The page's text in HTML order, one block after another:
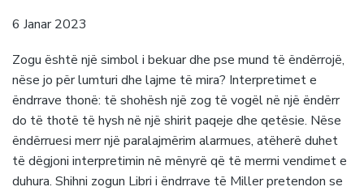
6 Janar 2023
Zogu është një simbol i bekuar dhe pse mund të ëndërrojë,
nëse jo për lumturi dhe lajme të mira? Interpretimet e
ëndrrave thonë: të shohësh një zog të vogël në një ëndërr
do të thotë të hysh në një shirit paqeje dhe qetësie. Nëse
ëndërruesi merr një paralajmërim alarmues, atëherë duhet
të dëgjoni interpretimin në mënyrë që të merrni vendimet e
duhura. Shihni zogun Libri i ëndrrave të Miller pretendon se